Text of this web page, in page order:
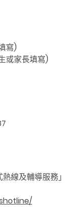
寫)
或家長填寫)
線及輔導服務」